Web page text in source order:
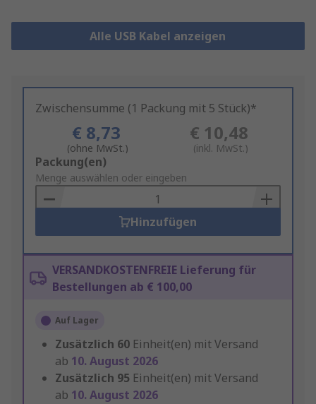
Alle USB Kabel anzeigen
Zwischensumme (1 Packung mit 5 Stück)*
€ 8,73
(ohne MwSt.)
€ 10,48
(inkl. MwSt.)
Add
to
Basket
Packung(en)
Menge auswählen oder eingeben
Hinzufügen
VERSANDKOSTENFREIE Lieferung für
Bestellungen ab € 100,00
Auf Lager
Zusätzlich 60 Einheit(en) mit Versand
ab 10. August 2026
Zusätzlich 95 Einheit(en) mit Versand
ab 10. August 2026